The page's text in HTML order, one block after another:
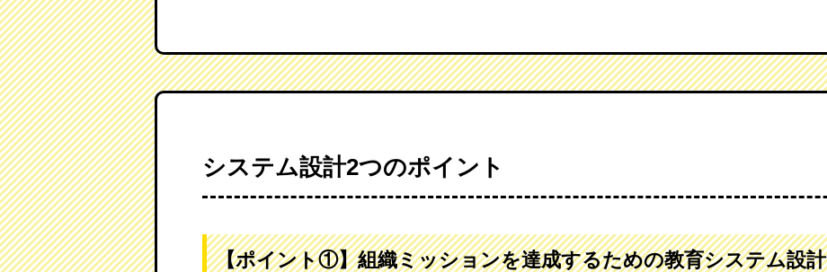
システム設計2つのポイント
【ポイント①】組織ミッションを達成するための教育システム設計